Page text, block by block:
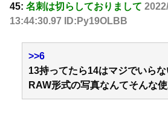
45: 名刺は切らしておりまして
13:44:30.97 ID:Py19OLBB
>>6
13持ってたら14はマジでいらな
RAW形式の写真なんてそんな